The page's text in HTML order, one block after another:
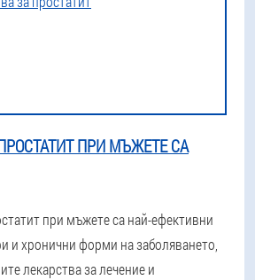
ПРИ МЪЖЕТЕ СА
при мъжете са най-ефективни
и хронични форми на заболяването,
лекарства за лечение и